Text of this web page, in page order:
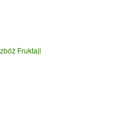
Fruktajl